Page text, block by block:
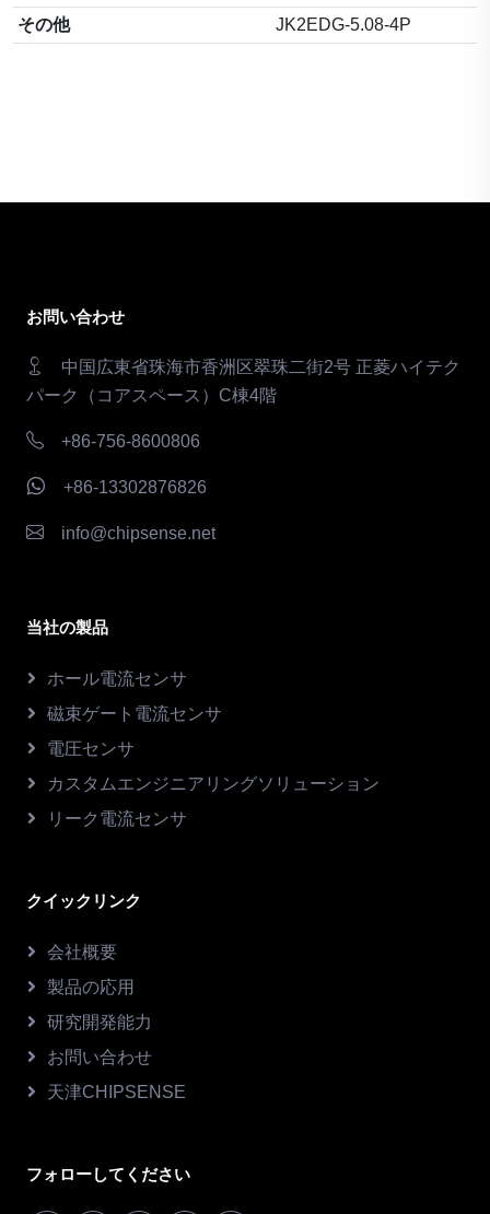
その他
JK2EDG-5.08-4P
お問い合わせ
中国広東省珠海市香洲区翠珠二街2号 正菱ハイテク
パーク（コアスペース）C棟4階
+86-756-8600806
+86-13302876826
info@chipsense.net
当社の製品
ホール電流センサ
磁束ゲート電流センサ
電圧センサ
カスタムエンジニアリングソリューション
リーク電流センサ
クイックリンク
会社概要
製品の応用
研究開発能力
お問い合わせ
天津CHIPSENSE
フォローしてください